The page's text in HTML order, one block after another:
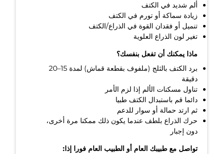
ألم شديد في الكتف
زيادة سماكة أو تورم في الكتف
تنميل أو فقدان القوة في الذراع/الكتف
تغير لون الذراع العلوية
ماذا يمكنك أن تفعل بنفسك؟
برد الكتف بالثلج (ملفوف بقطعة قماش) لمدة 15–20
دقيقة
تناول مسكنات الألم إذا لزم الأمر
دائما قم باستبدال الكتف طبيا
ثم ارتد حمالة أو سوار للدعم
حرك الذراع بلطف عندما يكون ذلك ممكنا مرة أخرى،
دون إجبار
تواصل مع طبيبك العام أو الطبيب العام فورا إذا: